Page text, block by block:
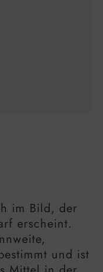
im Bild, der
erscheint.
und ist